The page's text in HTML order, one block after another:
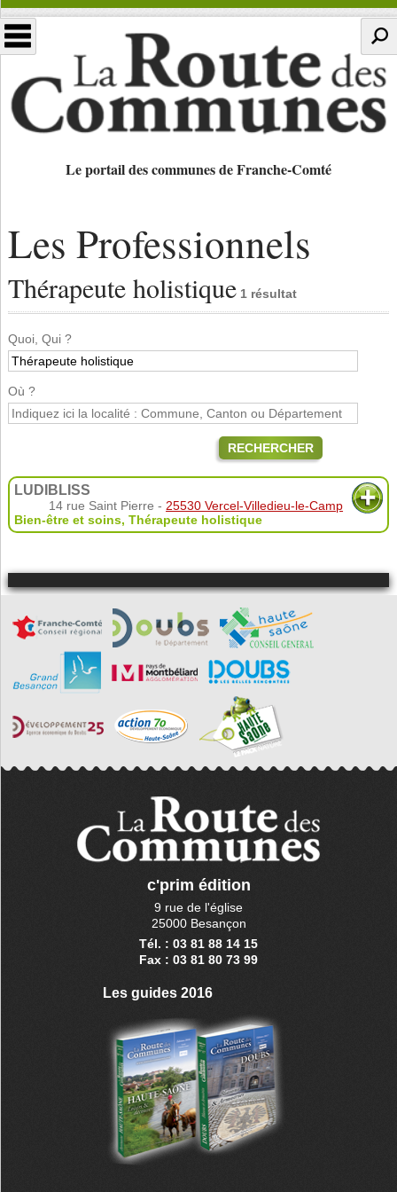
Le portail des communes de Franche-Comté
Les Professionnels
Thérapeute holistique 1 résultat
Quoi, Qui ?
Où ?
RECHERCHER
LUDIBLISS
14 rue Saint Pierre - 25530 Vercel-Villedieu-le-Camp
Bien-être et soins, Thérapeute holistique
c'prim édition
9 rue de l'église
25000 Besançon
Tél. : 03 81 88 14 15
Fax : 03 81 80 73 99
Les guides 2016